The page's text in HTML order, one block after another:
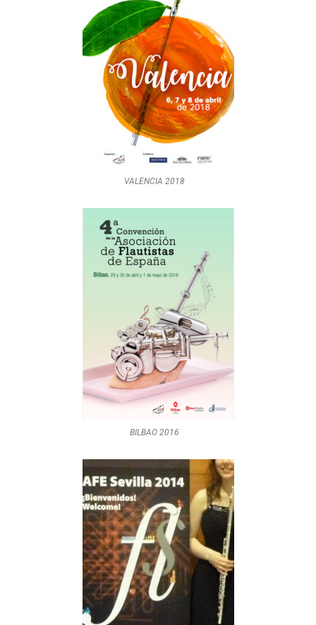
VALENCIA 2018
BILBAO 2016